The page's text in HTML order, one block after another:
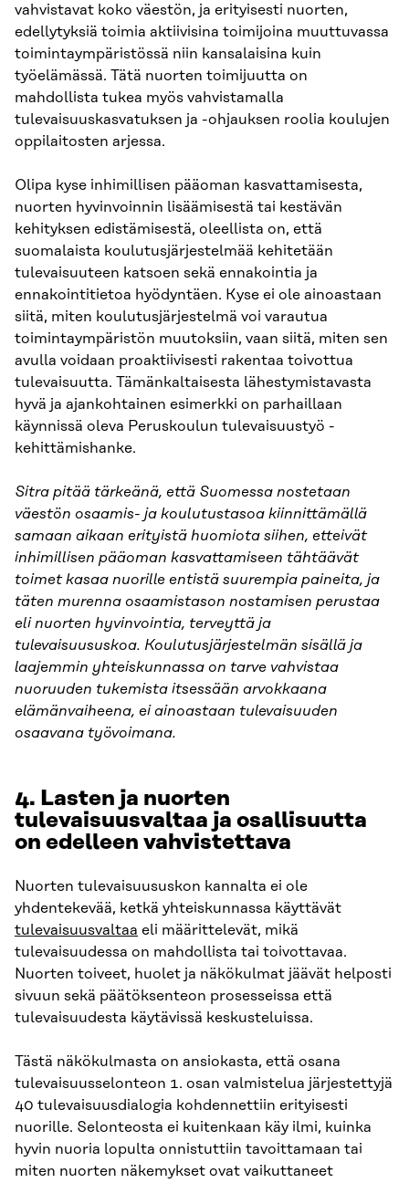
vahvistavat koko väestön, ja erityisesti nuorten,
edellytyksiä toimia aktiivisina toimijoina muuttuvassa
toimintaympäristössä niin kansalaisina kuin
työelämässä. Tätä nuorten toimijuutta on
mahdollista tukea myös vahvistamalla
tulevaisuuskasvatuksen ja -ohjauksen roolia koulujen
oppilaitosten arjessa.
Olipa kyse inhimillisen pääoman kasvattamisesta,
nuorten hyvinvoinnin lisäämisestä tai kestävän
kehityksen edistämisestä, oleellista on, että
suomalaista koulutusjärjestelmää kehitetään
tulevaisuuteen katsoen sekä ennakointia ja
ennakointitietoa hyödyntäen. Kyse ei ole ainoastaan
siitä, miten koulutusjärjestelmä voi varautua
toimintaympäristön muutoksiin, vaan siitä, miten sen
avulla voidaan proaktiivisesti rakentaa toivottua
tulevaisuutta. Tämänkaltaisesta lähestymistavasta
hyvä ja ajankohtainen esimerkki on parhaillaan
käynnissä oleva Peruskoulun tulevaisuustyö -
kehittämishanke.
Sitra pitää tärkeänä, että Suomessa nostetaan
väestön osaamis- ja koulutustasoa kiinnittämällä
samaan aikaan erityistä huomiota siihen, etteivät
inhimillisen pääoman kasvattamiseen tähtäävät
toimet kasaa nuorille entistä suurempia paineita, ja
täten murenna osaamistason nostamisen perustaa
eli nuorten hyvinvointia, terveyttä ja
tulevaisuususkoa. Koulutusjärjestelmän sisällä ja
laajemmin yhteiskunnassa on tarve vahvistaa
nuoruuden tukemista itsessään arvokkaana
elämänvaiheena, ei ainoastaan tulevaisuuden
osaavana työvoimana.
4. Lasten ja nuorten
tulevaisuusvaltaa ja osallisuutta
on edelleen vahvistettava
Nuorten tulevaisuususkon kannalta ei ole
yhdentekevää, ketkä yhteiskunnassa käyttävät
tulevaisuusvaltaa eli määrittelevät, mikä
tulevaisuudessa on mahdollista tai toivottavaa.
Nuorten toiveet, huolet ja näkökulmat jäävät helposti
sivuun sekä päätöksenteon prosesseissa että
tulevaisuudesta käytävissä keskusteluissa.
Tästä näkökulmasta on ansiokasta, että osana
tulevaisuusselonteon 1. osan valmistelua järjestettyjä
40 tulevaisuusdialogia kohdennettiin erityisesti
nuorille. Selonteosta ei kuitenkaan käy ilmi, kuinka
hyvin nuoria lopulta onnistuttiin tavoittamaan tai
miten nuorten näkemykset ovat vaikuttaneet